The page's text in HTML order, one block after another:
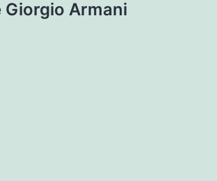
Giorgio Armani